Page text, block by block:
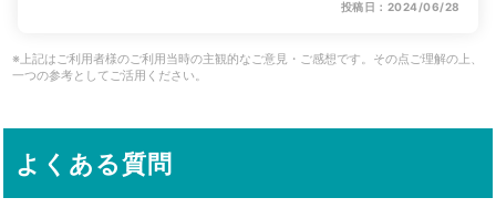
投稿日：2024/06/28
※上記はご利用者様のご利用当時の主観的なご意見・ご感想です。その点ご理解の上、
一つの参考としてご活用ください。
よくある質問